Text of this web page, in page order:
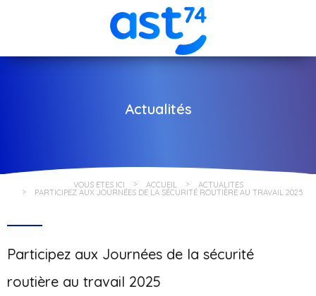
Actualités
VOUS ÊTES ICI ACCUEIL ACTUALITÉS
PARTICIPEZ AUX JOURNÉES DE LA SÉCURITÉ ROUTIÈRE AU TRAVAIL 2025
Participez aux Journées de la sécurité
routière au travail 2025